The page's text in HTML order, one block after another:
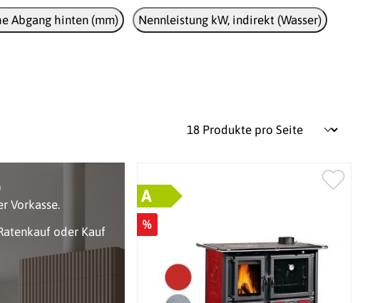
Abgang hinten (mm) Nennleistung kW, indirekt (Wasser)
Vorkasse.
oder Kauf
A
%